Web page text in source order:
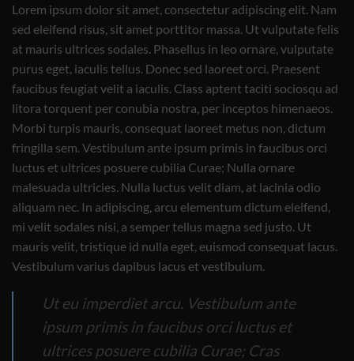
Lorem ipsum dolor sit amet, consectetur adipiscing elit. Nam
sed eleifend risus, sit amet porttitor massa. Ut vulputate felis
at mauris ultrices sodales. Phasellus in leo ornare, vulputate
purus eget, iaculis tellus. Donec sed laoreet orci. Praesent
faucibus feugiat velit a iaculis. Class aptent taciti sociosqu ad
litora torquent per conubia nostra, per inceptos himenaeos.
Morbi turpis mauris, consequat laoreet metus non, dictum
fringilla sem. Vestibulum ante ipsum primis in faucibus orci
luctus et ultrices posuere cubilia Curae; Nulla ornare
malesuada ultricies. Nulla luctus velit diam, at lacinia odio
aliquam nec. In adipiscing, arcu elementum dictum eleifend,
mi velit sodales nisi, a semper tellus magna sed justo. Ut
mauris velit, tristique id nulla eget, euismod consequat lacus.
Vestibulum varius dapibus lacus et vestibulum.
Ut eu imperdiet arcu. Vestibulum ante
ipsum primis in faucibus orci luctus et
ultrices posuere cubilia Curae; Cras